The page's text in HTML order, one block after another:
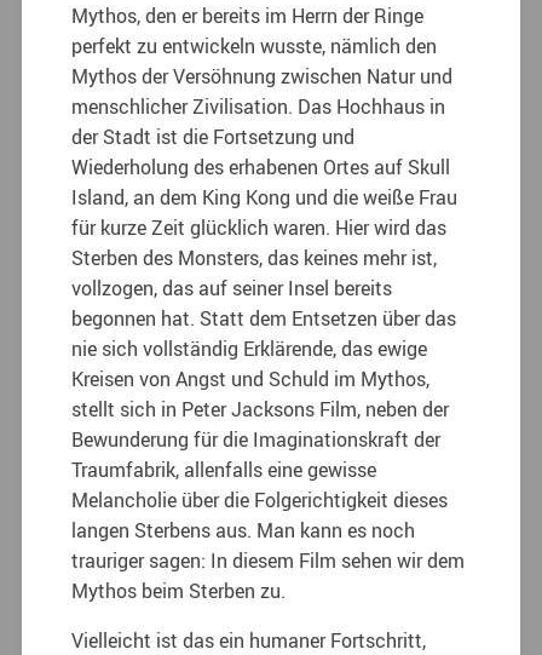
Mythos, den er bereits im Herrn der Ringe
perfekt zu entwickeln wusste, nämlich den
Mythos der Versöhnung zwischen Natur und
menschlicher Zivilisation. Das Hochhaus in
der Stadt ist die Fortsetzung und
Wiederholung des erhabenen Ortes auf Skull
Island, an dem King Kong und die weiße Frau
für kurze Zeit glücklich waren. Hier wird das
Sterben des Monsters, das keines mehr ist,
vollzogen, das auf seiner Insel bereits
begonnen hat. Statt dem Entsetzen über das
nie sich vollständig Erklärende, das ewige
Kreisen von Angst und Schuld im Mythos,
stellt sich in Peter Jacksons Film, neben der
Bewunderung für die Imaginationskraft der
Traumfabrik, allenfalls eine gewisse
Melancholie über die Folgerichtigkeit dieses
langen Sterbens aus. Man kann es noch
trauriger sagen: In diesem Film sehen wir dem
Mythos beim Sterben zu.
Vielleicht ist das ein humaner Fortschritt,